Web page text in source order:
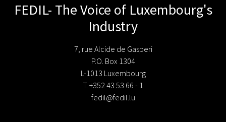
FEDIL- The Voice of Luxembourg's
Industry
7, rue Alcide de Gasperi
P.O. Box 1304
L-1013 Luxembourg
T. +352 43 53 66 - 1
fedil@fedil.lu